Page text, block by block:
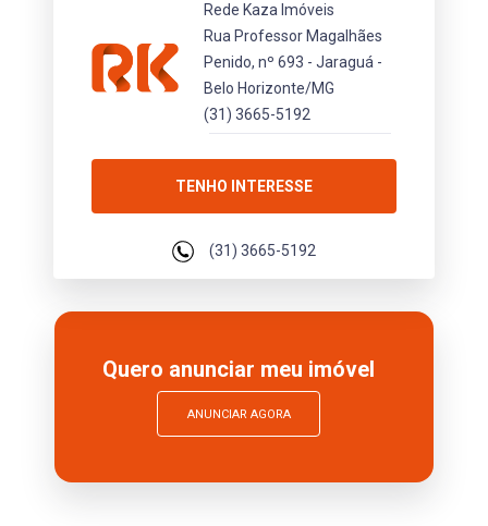
Rede Kaza Imóveis
Rua Professor Magalhães
Penido, nº 693 - Jaraguá -
Belo Horizonte/MG
(31) 3665-5192
TENHO INTERESSE
(31) 3665-5192
Quero anunciar meu imóvel
ANUNCIAR AGORA